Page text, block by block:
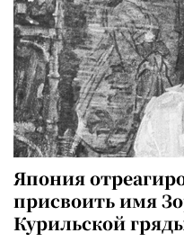
Япония
присвоить имя
Курильской